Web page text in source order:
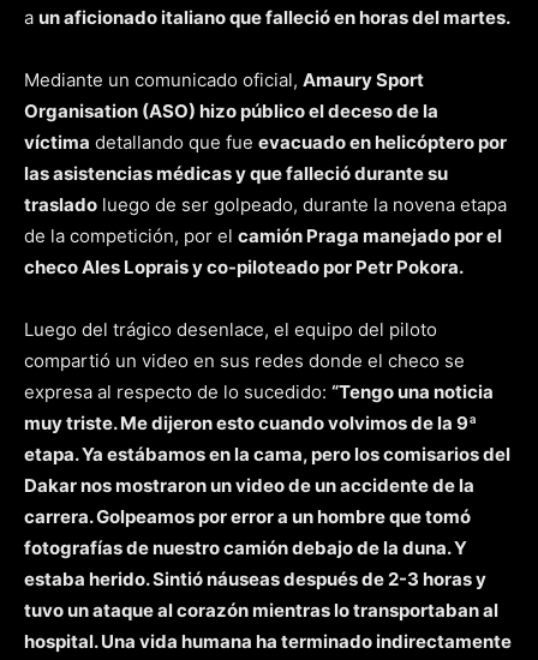
a un aficionado italiano que falleció en horas del martes.
Mediante un comunicado oficial, Amaury Sport
Organisation (ASO) hizo público el deceso de la
víctima detallando que fue evacuado en helicóptero por
las asistencias médicas y que falleció durante su
traslado luego de ser golpeado, durante la novena etapa
de la competición, por el camión Praga manejado por el
checo Ales Loprais y co-piloteado por Petr Pokora.
Luego del trágico desenlace, el equipo del piloto
compartió un video en sus redes donde el checo se
expresa al respecto de lo sucedido: “Tengo una noticia
muy triste. Me dijeron esto cuando volvimos de la 9ª
etapa. Ya estábamos en la cama, pero los comisarios del
Dakar nos mostraron un video de un accidente de la
carrera. Golpeamos por error a un hombre que tomó
fotografías de nuestro camión debajo de la duna. Y
estaba herido. Sintió náuseas después de 2-3 horas y
tuvo un ataque al corazón mientras lo transportaban al
hospital. Una vida humana ha terminado indirectamente